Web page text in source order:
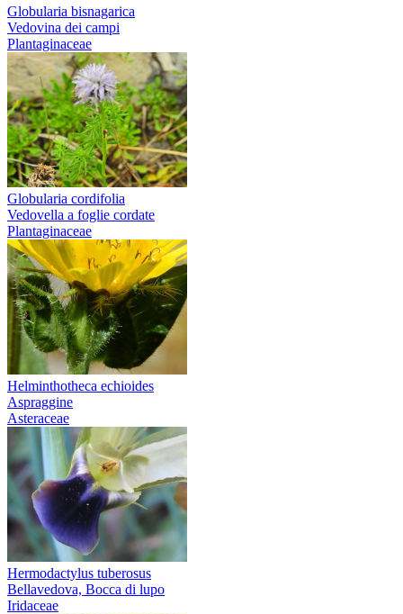
Globularia bisnagarica
Vedovina dei campi
Plantaginaceae
Globularia cordifolia
Vedovella a foglie cordate
Plantaginaceae
Helminthotheca echioides
Aspraggine
Asteraceae
Hermodactylus tuberosus
Bellavedova, Bocca di lupo
Iridaceae